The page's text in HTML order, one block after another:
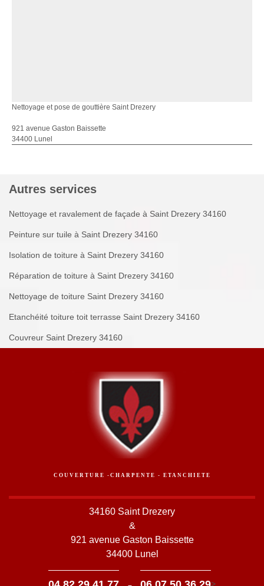
Nettoyage et pose de gouttière Saint Drezery
921 avenue Gaston Baissette
34400 Lunel
Autres services
Nettoyage et ravalement de façade à Saint Drezery 34160
Peinture sur tuile à Saint Drezery 34160
Isolation de toiture à Saint Drezery 34160
Réparation de toiture à Saint Drezery 34160
Nettoyage de toiture Saint Drezery 34160
Etanchéité toiture toit terrasse Saint Drezery 34160
Couvreur Saint Drezery 34160
COUVERTURE -CHARPENTE - ETANCHIETE
34160 Saint Drezery
&
921 avenue Gaston Baissette
34400 Lunel
>